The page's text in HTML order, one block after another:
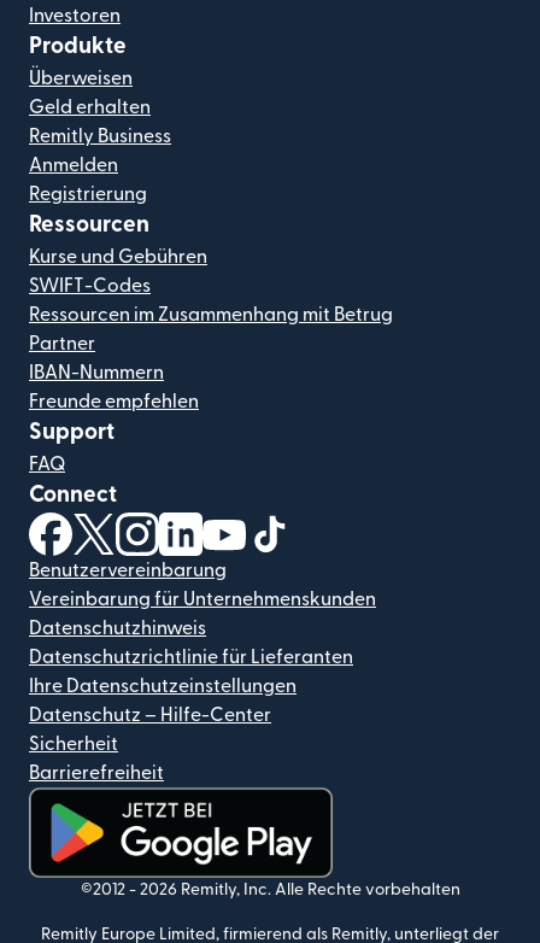
Investoren
Produkte
Überweisen
Geld erhalten
Remitly Business
Anmelden
Registrierung
Ressourcen
Kurse und Gebühren
SWIFT-Codes
Ressourcen im Zusammenhang mit Betrug
Partner
IBAN-Nummern
Freunde empfehlen
Support
FAQ
Connect
(wird in einem neuen Fenster geöffnet)
(wird in einem neuen Fenster geöffnet)
(wird in einem neuen Fenster geöffnet)
(wird in einem neuen Fenster geöffnet)
(wird in einem neuen Fenster
Benutzervereinbarung
Vereinbarung für Unternehmenskunden
Datenschutzhinweis
Datenschutzrichtlinie für Lieferanten
Ihre Datenschutzeinstellungen
Datenschutz – Hilfe-Center
Sicherheit
Barrierefreiheit
(wird in einem neuen Fenster geöffnet)
©2012 - 2026 Remitly, Inc. Alle Rechte vorbehalten
Remitly Europe Limited, firmierend als Remitly, unterliegt der